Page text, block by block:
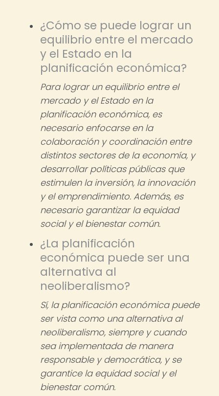
¿Cómo se puede lograr un
equilibrio entre el mercado
y el Estado en la
planificación económica?
Para lograr un equilibrio entre el
mercado y el Estado en la
planificación económica, es
necesario enfocarse en la
colaboración y coordinación entre
distintos sectores de la economía, y
desarrollar políticas públicas que
estimulen la inversión, la innovación
y el emprendimiento. Además, es
necesario garantizar la equidad
social y el bienestar común.
¿La planificación
económica puede ser una
alternativa al
neoliberalismo?
Sí, la planificación económica puede
ser vista como una alternativa al
neoliberalismo, siempre y cuando
sea implementada de manera
responsable y democrática, y se
garantice la equidad social y el
bienestar común.